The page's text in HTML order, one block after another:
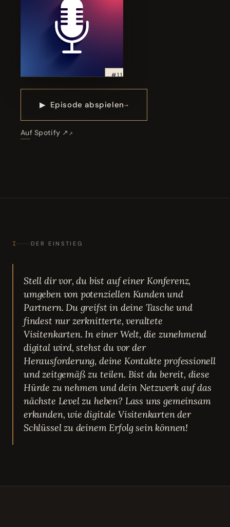
#11
▶ Episode abspielen
Auf Spotify ↗
I DER EINSTIEG
Stell dir vor, du bist auf einer Konferenz,
umgeben von potenziellen Kunden und
Partnern. Du greifst in deine Tasche und
findest nur zerknitterte, veraltete
Visitenkarten. In einer Welt, die zunehmend
digital wird, stehst du vor der
Herausforderung, deine Kontakte professionell
und zeitgemäß zu teilen. Bist du bereit, diese
Hürde zu nehmen und dein Netzwerk auf das
nächste Level zu heben? Lass uns gemeinsam
erkunden, wie digitale Visitenkarten der
Schlüssel zu deinem Erfolg sein können!